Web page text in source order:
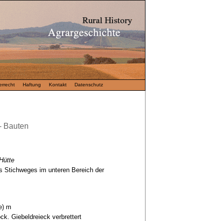
Haftung Kontakt Datenschutz
Bauten
Stichweges im unteren Bereich der
m
Giebeldreieck verbrettert